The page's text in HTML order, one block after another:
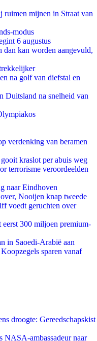
ruimen mijnen in Straat van
modus
6 augustus
dan kan worden aangevuld,
na golf van diefstal en
Duitsland na snelheid van
verdenking van beramen
kraslot per abuis weg
terrorisme veroordeelden
naar Eindhoven
Nooijen knap tweede
voedt geruchten over
300 miljoen premium-
in Saoedi-Arabië aan
sparen vanaf
droogte: Gereedschapskist
NASA-ambassadeur naar